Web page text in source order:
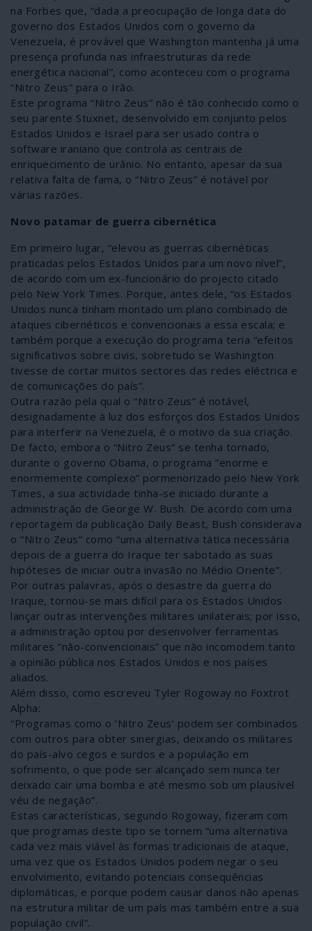
na Forbes que, “dada a preocupação de longa data do
governo dos Estados Unidos com o governo da
Venezuela, é provável que Washington mantenha já uma
presença profunda nas infraestruturas da rede
energética nacional”, como aconteceu com o programa
“Nitro Zeus” para o Irão.
Este programa “Nitro Zeus” não é tão conhecido como o
seu parente Stuxnet, desenvolvido em conjunto pelos
Estados Unidos e Israel para ser usado contra o
software iraniano que controla as centrais de
enriquecimento de urânio. No entanto, apesar da sua
relativa falta de fama, o “Nitro Zeus” é notável por
várias razões.
Novo patamar de guerra cibernética
Em primeiro lugar, “elevou as guerras cibernéticas
praticadas pelos Estados Unidos para um novo nível”,
de acordo com um ex-funcionário do projecto citado
pelo New York Times. Porque, antes dele, “os Estados
Unidos nunca tinham montado um plano combinado de
ataques cibernéticos e convencionais a essa escala; e
também porque a execução do programa teria “efeitos
significativos sobre civis, sobretudo se Washington
tivesse de cortar muitos sectores das redes eléctrica e
de comunicações do país”.
Outra razão pela qual o “Nitro Zeus” é notável,
designadamente à luz dos esforços dos Estados Unidos
para interferir na Venezuela, é o motivo da sua criação.
De facto, embora o “Nitro Zeus” se tenha tornado,
durante o governo Obama, o programa “enorme e
enormemente complexo” pormenorizado pelo New York
Times, a sua actividade tinha-se iniciado durante a
administração de George W. Bush. De acordo com uma
reportagem da publicação Daily Beast, Bush considerava
o “Nitro Zeus” como “uma alternativa tática necessária
depois de a guerra do Iraque ter sabotado as suas
hipóteses de iniciar outra invasão no Médio Oriente”.
Por outras palavras, após o desastre da guerra do
Iraque, tornou-se mais difícil para os Estados Unidos
lançar outras intervenções militares unilaterais; por isso,
a administração optou por desenvolver ferramentas
militares “não-convencionais” que não incomodem tanto
a opinião pública nos Estados Unidos e nos países
aliados.
Além disso, como escreveu Tyler Rogoway no Foxtrot
Alpha:
“Programas como o ‘Nitro Zeus’ podem ser combinados
com outros para obter sinergias, deixando os militares
do país-alvo cegos e surdos e a população em
sofrimento, o que pode ser alcançado sem nunca ter
deixado cair uma bomba e até mesmo sob um plausível
véu de negação”.
Estas características, segundo Rogoway, fizeram com
que programas deste tipo se tornem “uma alternativa
cada vez mais viável às formas tradicionais de ataque,
uma vez que os Estados Unidos podem negar o seu
envolvimento, evitando potenciais consequências
diplomáticas, e porque podem causar danos não apenas
na estrutura militar de um país mas também entre a sua
população civil”.